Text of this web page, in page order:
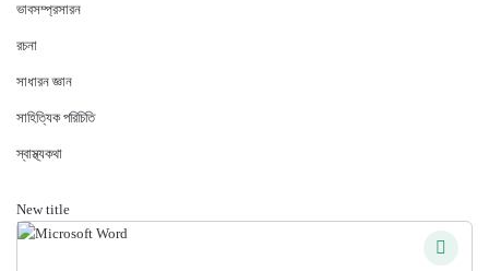
ভাবসম্প্রসারন
রচনা
সাধারন জ্ঞান
সাহিত্যিক পরিচিতি
স্বাস্থ্যকথা
New title